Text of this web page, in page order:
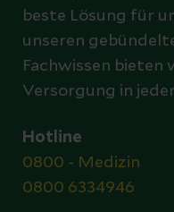
beste Lösung für
unseren
Fachwissen bieten
Versorgung in
Hotline
0800 - Medizin
0800 6334946